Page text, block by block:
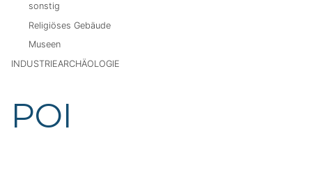
POI
sonstig
Religiöses Gebäude
Museen
INDUSTRIEARCHÄOLOGIE